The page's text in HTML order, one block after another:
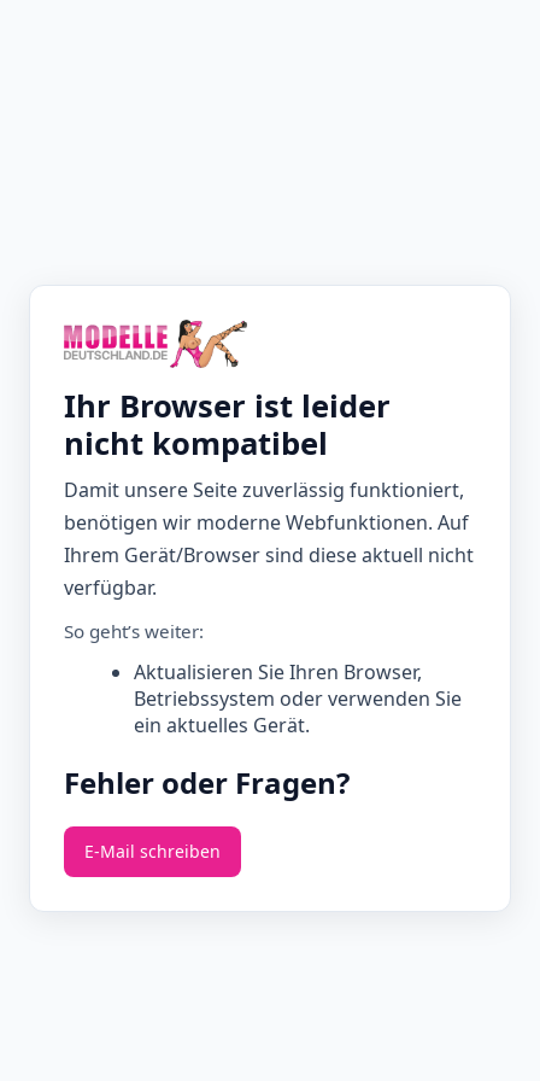
Ihr Browser ist leider
nicht kompatibel
Damit unsere Seite zuverlässig funktioniert,
benötigen wir moderne Webfunktionen. Auf
Ihrem Gerät/Browser sind diese aktuell nicht
verfügbar.
So geht’s weiter:
Aktualisieren Sie Ihren Browser,
Betriebssystem oder verwenden Sie
ein aktuelles Gerät.
Fehler oder Fragen?
E‑Mail schreiben